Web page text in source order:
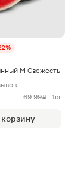
M Свежесть
69.99 ₽ · 1кг